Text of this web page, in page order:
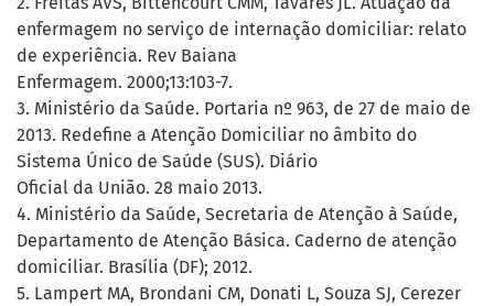
enfermagem no serviço de internação domiciliar: relato
de experiência. Rev Baiana
Enfermagem. 2000;13:103-7.
3. Ministério da Saúde. Portaria nº 963, de 27 de maio de
2013. Redefine a Atenção Domiciliar no âmbito do
Sistema Único de Saúde (SUS). Diário
Oficial da União. 28 maio 2013.
4. Ministério da Saúde, Secretaria de Atenção à Saúde,
Departamento de Atenção Básica. Caderno de atenção
domiciliar. Brasília (DF); 2012.
5. Lampert MA, Brondani CM, Donati L, Souza SJ, Cerezer